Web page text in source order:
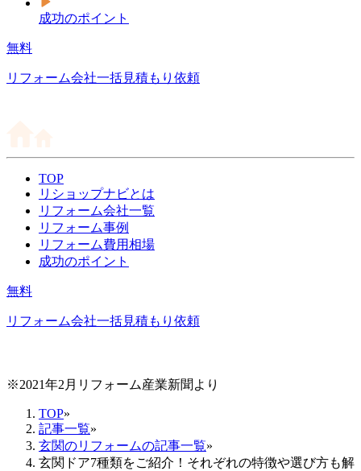
成功のポイント
無料
リフォーム会社一括見積もり依頼
TOP
リショップナビとは
リフォーム会社一覧
リフォーム事例
リフォーム費用相場
成功のポイント
無料
リフォーム会社一括見積もり依頼
※2021年2月リフォーム産業新聞より
TOP»
記事一覧»
玄関のリフォームの記事一覧»
玄関ドア7種類をご紹介！それぞれの特徴や選び方も解